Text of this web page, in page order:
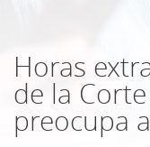
Horas
de la
preocupa